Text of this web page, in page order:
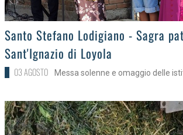
>
Santo Stefano Lodigiano - Sagra
Sant'Ignazio di Loyola
03 AGOSTO Messa solenne e omaggio delle